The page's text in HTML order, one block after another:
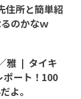
住所と簡単紹
のかなｗ
雅 ❘ タイキ
ポート！100
よ。